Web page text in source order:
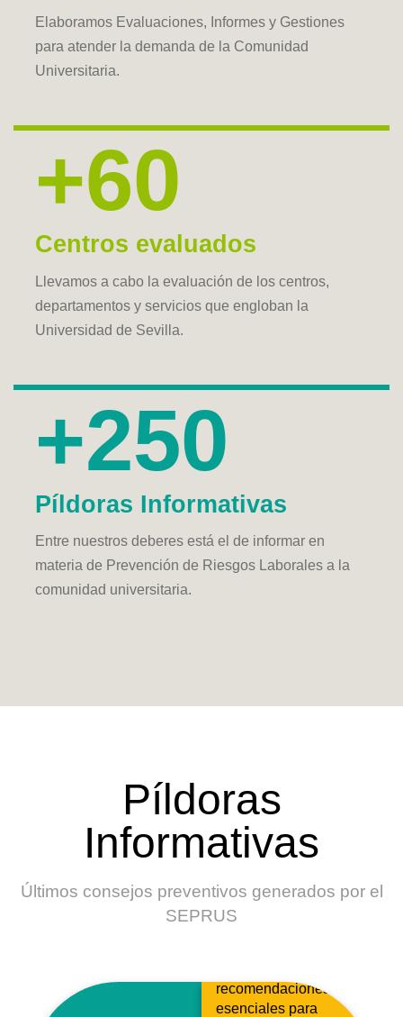
Elaboramos Evaluaciones, Informes y Gestiones
para atender la demanda de la Comunidad
Universitaria.
+60
Centros evaluados
Llevamos a cabo la evaluación de los centros,
departamentos y servicios que engloban la
Universidad de Sevilla.
+250
Píldoras Informativas
Entre nuestros deberes está el de informar en
materia de Prevención de Riesgos Laborales a la
comunidad universitaria.
Píldoras
Informativas
Últimos consejos preventivos generados por el
SEPRUS
recomendaciones
esenciales para